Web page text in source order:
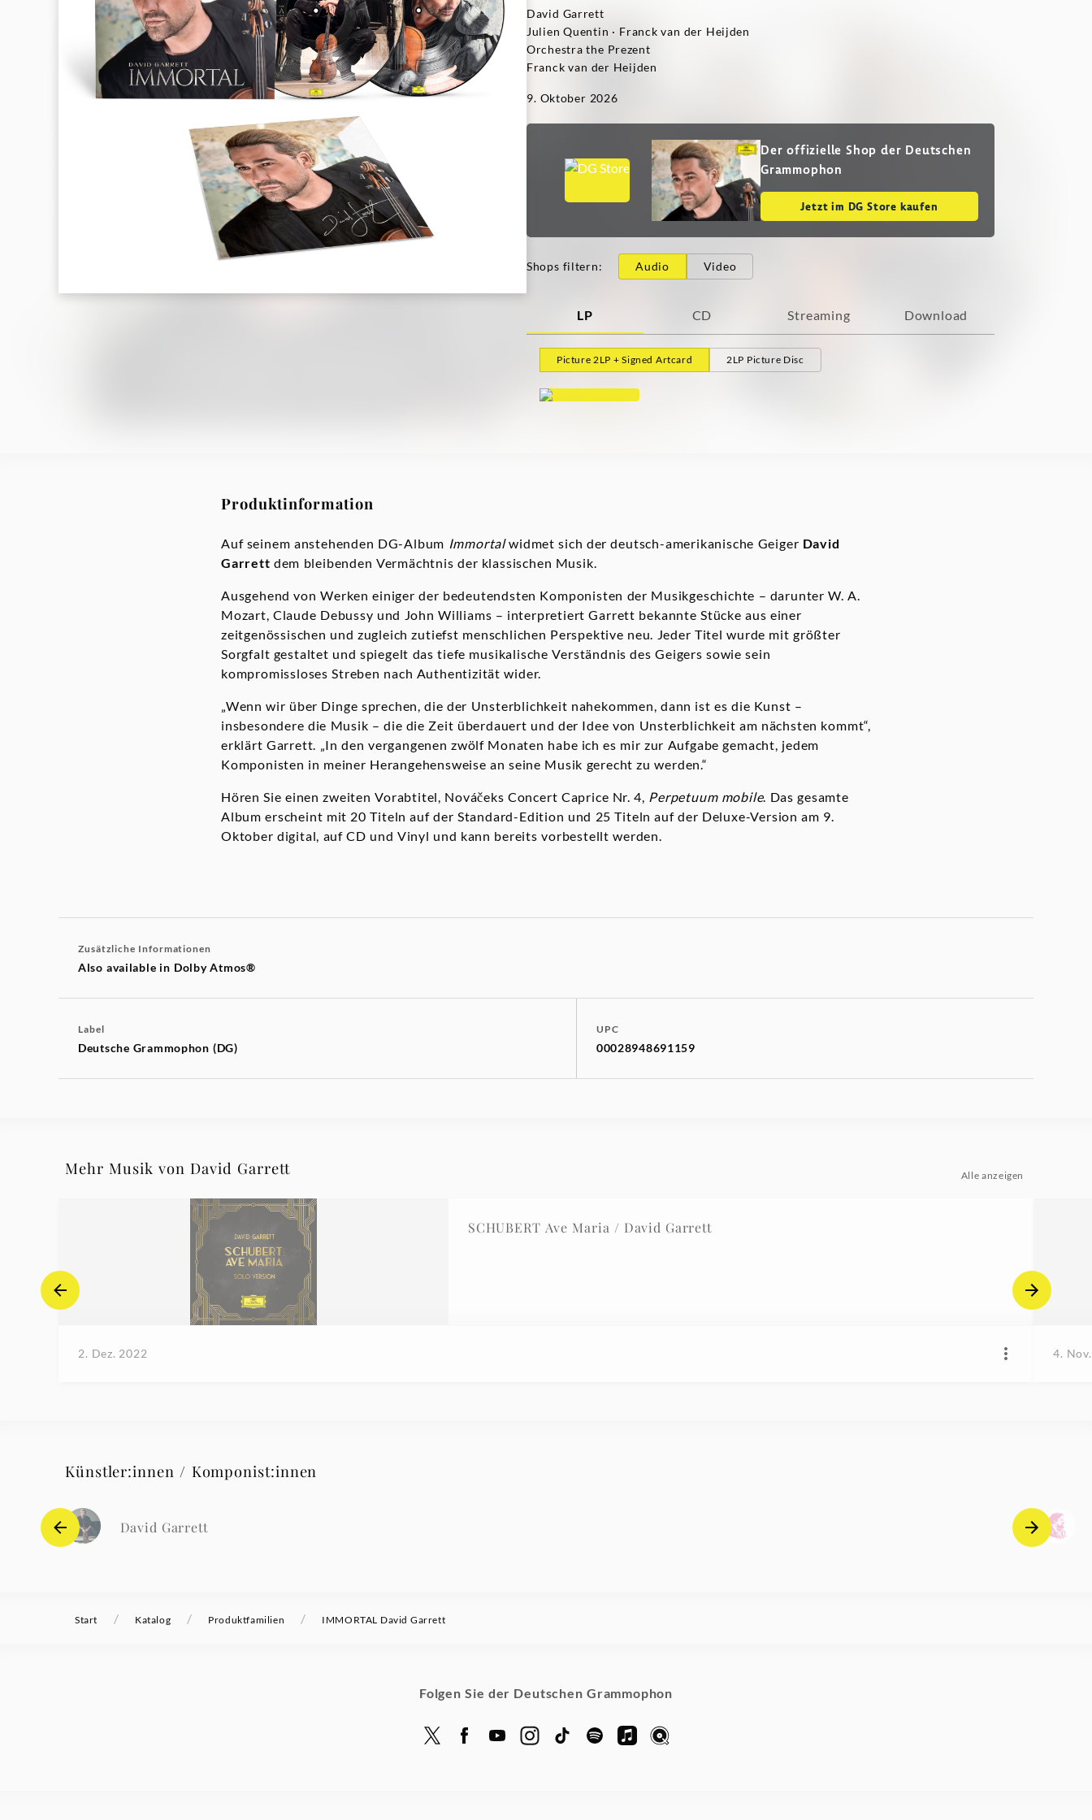
David Garrett
Julien Quentin · Franck van der Heijden
Orchestra the Prezent
Franck van der Heijden
9. Oktober 2026
Der offizielle Shop der Deutschen
Grammophon
Jetzt im DG Store kaufen
Shops filtern: Audio Video
LP CD Streaming Download
Picture 2LP + Signed Artcard 2LP Picture Disc
Produktinformation
Auf seinem anstehenden DG-Album Immortalwidmet sich der deutsch-amerikanische Geiger David
Garrett dem bleibenden Vermächtnis der klassischen Musik.
Ausgehend von Werken einiger der bedeutendsten Komponisten der Musikgeschichte – darunter W. A.
Mozart, Claude Debussy und John Williams – interpretiert Garrett bekannte Stücke aus einer
zeitgenössischen und zugleich zutiefst menschlichen Perspektive neu. Jeder Titel wurde mit größter
Sorgfalt gestaltet und spiegelt das tiefe musikalische Verständnis des Geigers sowie sein
kompromissloses Streben nach Authentizität wider.
„Wenn wir über Dinge sprechen, die der Unsterblichkeit nahekommen, dann ist es die Kunst –
insbesondere die Musik – die die Zeit überdauert und der Idee von Unsterblichkeit am nächsten kommt“,
erklärt Garrett. „In den vergangenen zwölf Monaten habe ich es mir zur Aufgabe gemacht, jedem
Komponisten in meiner Herangehensweise an seine Musik gerecht zu werden.“
Hören Sie einen zweiten Vorabtitel, Nováčeks Concert Caprice Nr. 4, Perpetuum mobile. Das gesamte
Album erscheint mit 20 Titeln auf der Standard-Edition und 25 Titeln auf der Deluxe-Version am 9.
Oktober digital, auf CD und Vinyl und kann bereits vorbestellt werden.
Zusätzliche Informationen
Also available in Dolby Atmos®
Label
Deutsche Grammophon (DG)
UPC
00028948691159
Mehr Musik von David Garrett Alle anzeigen
SCHUBERT Ave Maria / David Garrett
2. Dez. 2022 4.
Künstler:innen / Komponist:innen
David Garrett
Start / Katalog / Produktfamilien / IMMORTAL David Garrett
Folgen Sie der Deutschen Grammophon